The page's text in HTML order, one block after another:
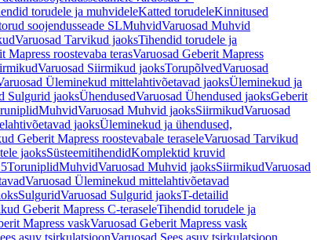
torudele ja muhvideleKatted torudeleKinnitused
soojendusseade SLMuhvidVaruosad Muhvid
Varuosad Tarvikud jaoksTihendid torudele ja
Mapress roostevaba terasVaruosad Geberit Mapress
Varuosad Siirmikud jaoksTorupõlvedVaruosad
Üleminekud mittelahtivõetavad jaoksÜleminekud ja
Sulgurid jaoksÜhendusedVaruosad Ühendused jaoksGeberit
MuhvidVaruosad Muhvid jaoksSiirmikudVaruosad
jaoksÜleminekud ja ühendused,
Geberit Mapress roostevabale teraseleVaruosad Tarvikud
jaoksSüsteemitihendidKomplektid kruvid
ToruniplidMuhvidVaruosad Muhvid jaoksSiirmikudVaruosad
Varuosad Üleminekud mittelahtivõetavad
SulguridVaruosad Sulgurid jaoksT-detailid
Geberit Mapress C-teraseleTihendid torudele ja
Mapress vaskVaruosad Geberit Mapress vask
asuv tsirkulatsioonVaruosad Sees asuv tsirkulatsioon